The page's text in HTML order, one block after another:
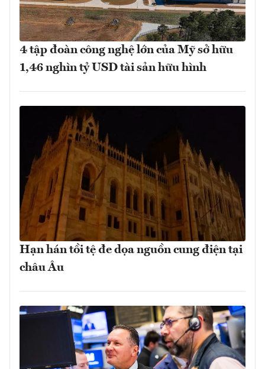
4 tập đoàn công nghệ lớn của Mỹ sở hữu
1,46 nghìn tỷ USD tài sản hữu hình
Hạn hán tồi tệ đe dọa nguồn cung điện tại
châu Âu